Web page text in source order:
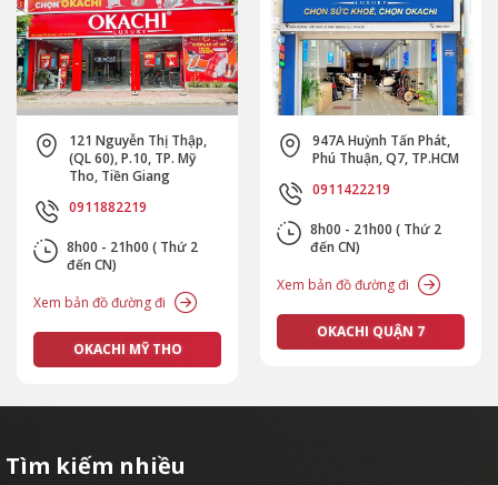
121 Nguyễn Thị Thập,
(QL 60), P.10, TP. Mỹ
Tho, Tiền Giang
0911882219
8h00 - 21h00 ( Thứ 2
đến CN)
Xem bản đồ đường đi
OKACHI MỸ THO
947A Huỳnh Tấn Phát,
Phú Thuận, Q7, TP.HCM
0911422219
8h00 - 21h00 ( Thứ 2
đến CN)
Xem bản đồ đường đi
OKACHI QUẬN 7
Tìm kiếm nhiều